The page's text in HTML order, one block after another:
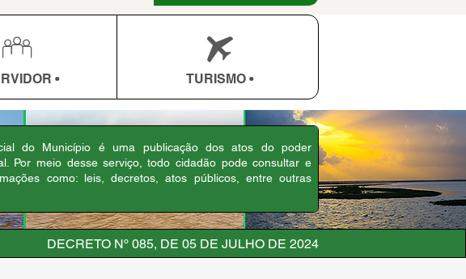
• TURISMO •
do Município é uma publicação dos atos do poder
Por meio desse serviço, todo cidadão pode consultar e
como: leis, decretos, atos públicos, entre outras
DECRETO Nº 085, DE 05 DE JULHO DE 2024